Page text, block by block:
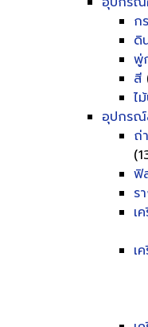
ก
ดิ
พู่
สี
ไ
อุปกรณ์
ถ่
ฟิ
ร
เ
เ